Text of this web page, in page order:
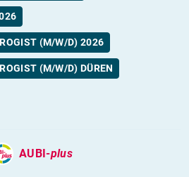
(M/W/D) 2026
(M/W/D) DÜREN
AUBI-plus